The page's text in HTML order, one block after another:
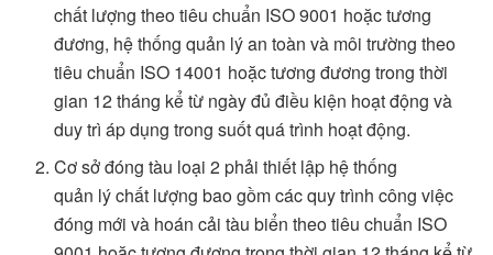
chất lượng theo tiêu chuẩn ISO 9001 hoặc tương
đương, hệ thống quản lý an toàn và môi trường theo
tiêu chuẩn ISO 14001 hoặc tương đương trong thời
gian 12 tháng kể từ ngày đủ điều kiện hoạt động và
duy trì áp dụng trong suốt quá trình hoạt động.
Cơ sở đóng tàu loại 2 phải thiết lập hệ thống
quản lý chất lượng bao gồm các quy trình công việc
đóng mới và hoán cải tàu biển theo tiêu chuẩn ISO